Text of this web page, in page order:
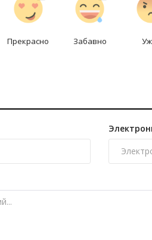
Прекрасно Забавно
обновленный
Павлодара
Авг 7,